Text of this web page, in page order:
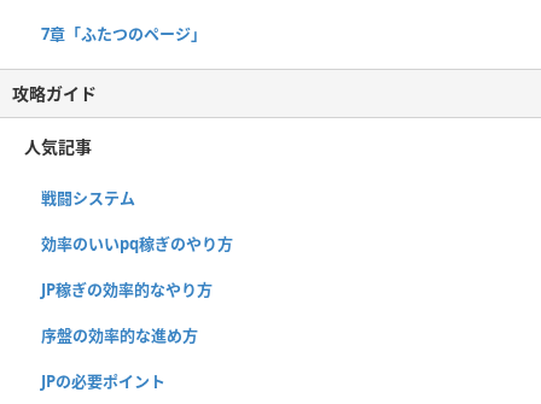
7章「ふたつのページ」
攻略ガイド
人気記事
戦闘システム
効率のいいpq稼ぎのやり方
JP稼ぎの効率的なやり方
序盤の効率的な進め方
JPの必要ポイント